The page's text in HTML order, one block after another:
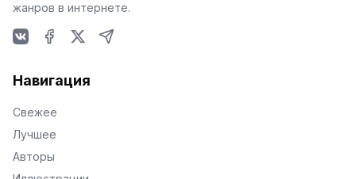
жанров в интернете.
Навигация
Свежее
Лучшее
Авторы